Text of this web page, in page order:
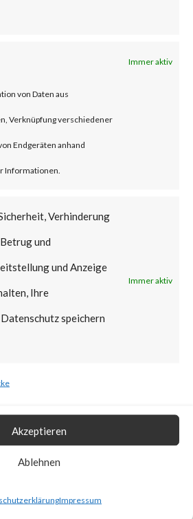
Immer aktiv
von Daten aus
Verknüpfung verschiedener
Endgeräten anhand
Informationen.
Verhinderung
und
und Anzeige
Ihre
speichern
Immer aktiv
Akzeptieren
Ablehnen
Impressum
was reportedly
multiple
have
deployed.
strongly
all users of
as soon as
Vendor Solution?
released
6.23 that
for CVE-2023-
Coverage is